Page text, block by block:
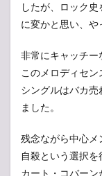
したが、ロック
に変かと思い、や
非常にキャッチー
このメロディセン
シングルはバカ売
ました。
残念ながら中心メ
自殺という選択を
カート・コバー